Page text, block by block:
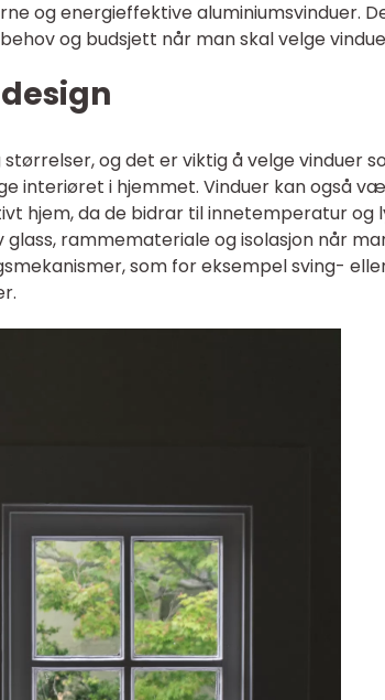
og energieffektive aluminiumsvinduer.
og budsjett når man skal velge
og det er viktig å velge vinduer
interiøret i hjemmet. Vinduer kan også
hjem, da de bidrar til innetemperatur og
rammemateriale og isolasjon når
som for eksempel sving-